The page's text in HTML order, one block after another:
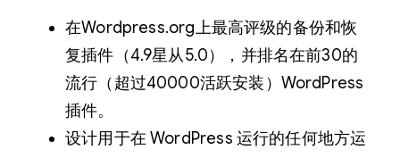
在Wordpress.org上最高评级的备份和恢
复插件（4.9星从5.0），并排名在前30的
流行（超过40000活跃安装）WordPress
插件。
设计用于在 WordPress 运行的任何地方运